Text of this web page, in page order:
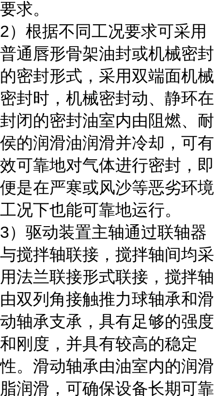
要求。
2）根据不同工况要求可采用
普通唇形骨架油封或机械密封
的密封形式，采用双端面机械
密封时，机械密封动、静环在
封闭的密封油室内由阻燃、耐
侯的润滑油润滑并冷却，可有
效可靠地对气体进行密封，即
便是在严寒或风沙等恶劣环境
工况下也能可靠地运行。
3）驱动装置主轴通过联轴器
与搅拌轴联接，搅拌轴间均采
用法兰联接形式联接，搅拌轴
由双列角接触推力球轴承和滑
动轴承支承，具有足够的强度
和刚度，并具有较高的稳定
性。滑动轴承由油室内的润滑
脂润滑，可确保设备长期可靠